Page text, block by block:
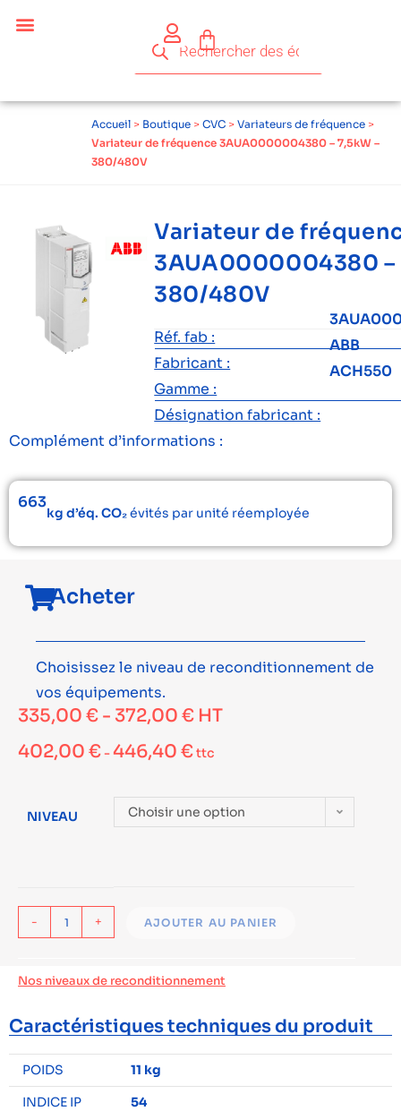
Accueil > Boutique > CVC > Variateurs de fréquence >
Variateur de fréquence 3AUA0000004380 – 7,5kW –
380/480V
Variateur de
3AUA0000004380 –
380/480V
Réf. fab :
Fabricant :
ABB
Gamme :
ACH550
Désignation fabricant :
Complément d’informations :
663
kg d’éq. CO₂évités par unité réemployée
Acheter
Choisissez le niveau de reconditionnement de
vos équipements.
335,00 € - 372,00 € HT
402,00 €-446,40 €ttc
NIVEAU Choisir une option
- + AJOUTER AU PANIER
Nos niveaux de reconditionnement
Caractéristiques techniques du produit
POIDS
11 kg
INDICE IP
54